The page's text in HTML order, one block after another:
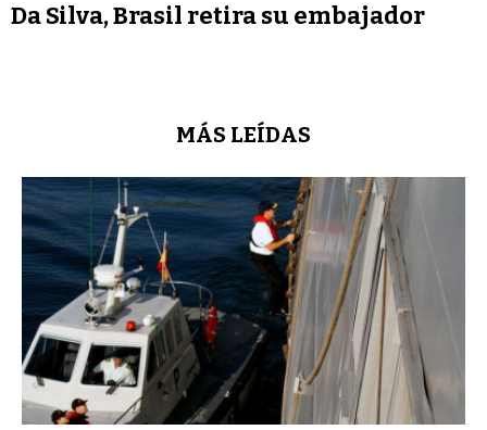
Da Silva, Brasil retira su embajador
MÁS LEÍDAS